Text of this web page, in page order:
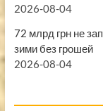
2026-08-04
72 млрд грн не
зими без грошей
2026-08-04